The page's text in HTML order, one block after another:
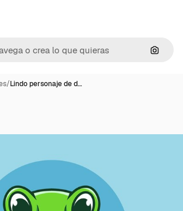
/Lindo personaje de d…